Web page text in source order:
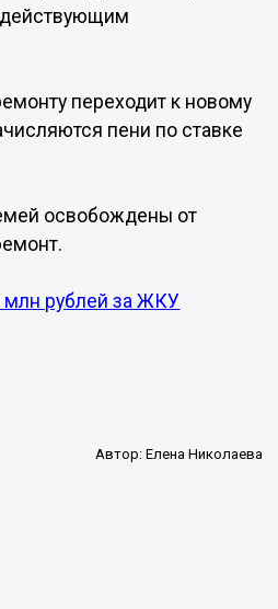
действующим
переходит к новому
пени по ставке
освобождены от
млн рублей за ЖКУ
Автор: Елена Николаева